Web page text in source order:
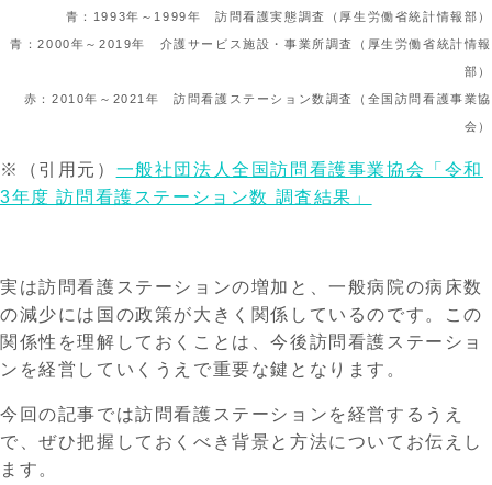
青：1993年～1999年 訪問看護実態調査（厚生労働省統計情報部）
青：2000年～2019年 介護サービス施設・事業所調査（厚生労働省統計情報
部）
赤：2010年～2021年 訪問看護ステーション数調査（全国訪問看護事業協
会）
※（引用元） 一般社団法人全国訪問看護事業協会「令和
3年度 訪問看護ステーション数 調査結果」
実は訪問看護ステーションの増加と、一般病院の病床数
の減少には国の政策が大きく関係しているのです。この
関係性を理解しておくことは、今後訪問看護ステーショ
ンを経営していくうえで重要な鍵となります。
今回の記事では訪問看護ステーションを経営するうえ
で、ぜひ把握しておくべき背景と方法についてお伝えし
ます。